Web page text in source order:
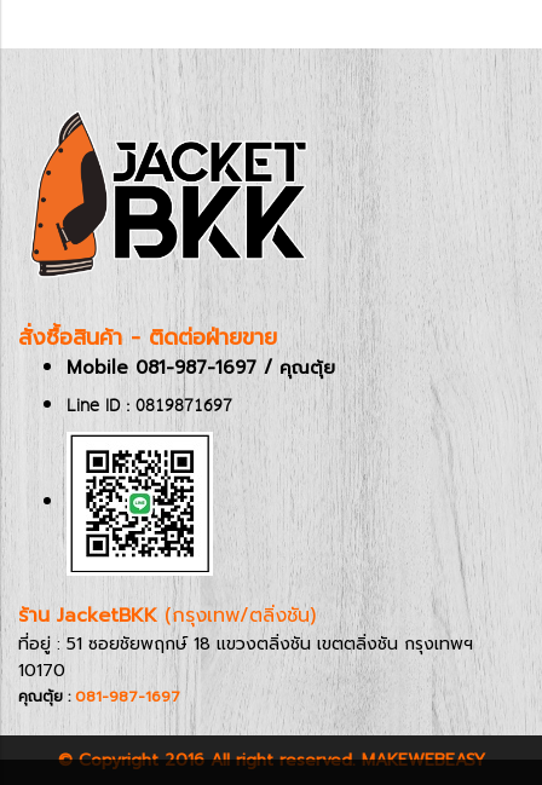
สั่งซื้อสินค้า - ติดต่อฝ่ายขาย
Mobile 081-987-1697 / คุณตุ้ย
Line ID : 0819871697
ร้าน JacketBKK (กรุงเทพ/ตลิ่งชัน)
ที่อยู่ : 51 ซอยชัยพฤกษ์ 18 แขวงตลิ่งชัน เขตตลิ่งชัน กรุงเทพฯ
10170
คุณตุ้ย :081-987-1697
© Copyright 2016 All right reserved. MAKEWEBEASY